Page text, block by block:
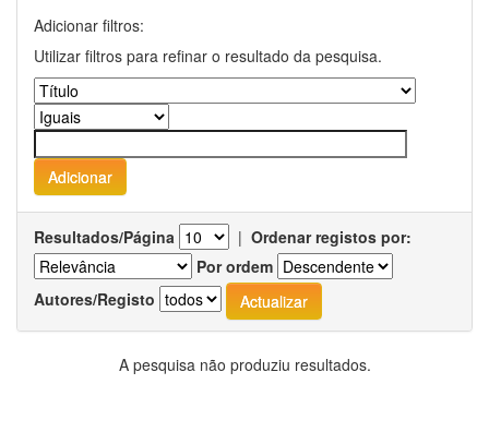
Adicionar filtros:
Utilizar filtros para refinar o resultado da pesquisa.
Resultados/Página | Ordenar registos por:
Por ordem
Autores/Registo
A pesquisa não produziu resultados.